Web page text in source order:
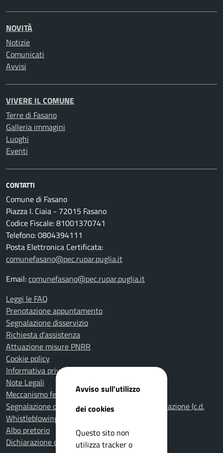
NOVITÀ
Notizie
Comunicati
Avvisi
VIVERE IL COMUNE
Terre di Fasano
Galleria immagini
Luoghi
Eventi
CONTATTI
Comune di Fasano
Piazza I. Ciaia - 72015 Fasano
Codice Fiscale: 81001370741
Telefono: 0804394111
Posta Elettronica Certificata:
comunefasano@pec.rupar.puglia.it
Email:comunefasano@pec.rupar.puglia.it
Leggi le FAQ
Prenotazione appuntamento
Segnalazione disservizio
Richiesta d'assistenza
Attuazione misure PNRR
Cookie policy
Informativa privacy
Note Legali
Meccanismo feedback per l'accessibilità
Segnalazione di illeciti nella Pubblica Amministrazione (c.d.
Whistleblowing)
Albo pretorio
Dichiarazione di accessibilità
Avviso sull'utilizzo
dei cookies
Questo sito non
utilizza tracker o